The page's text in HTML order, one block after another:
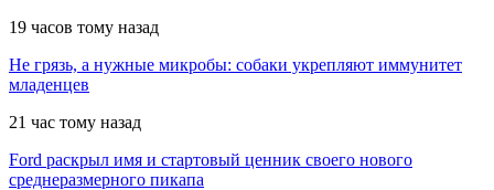
19 часов тому назад
Не грязь, а нужные микробы: собаки укрепляют иммунитет
младенцев
21 час тому назад
Ford раскрыл имя и стартовый ценник своего нового
среднеразмерного пикапа